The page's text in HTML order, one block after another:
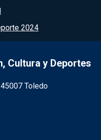
2024
Cultura y Deportes
Toledo